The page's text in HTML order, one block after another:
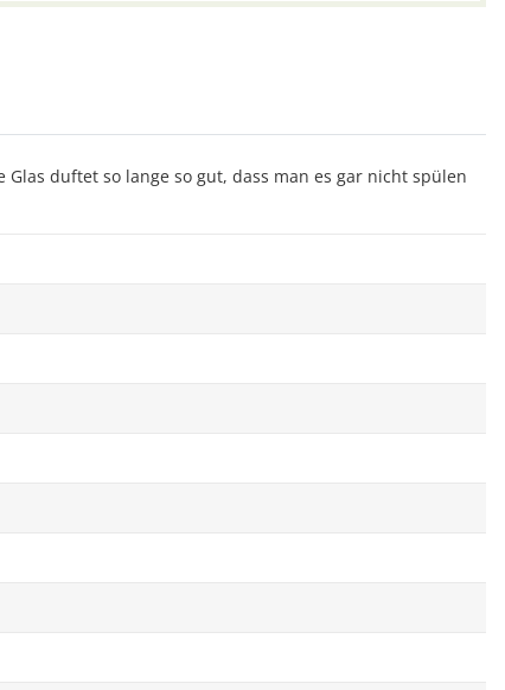
duftet so lange so gut, dass man es gar nicht spülen